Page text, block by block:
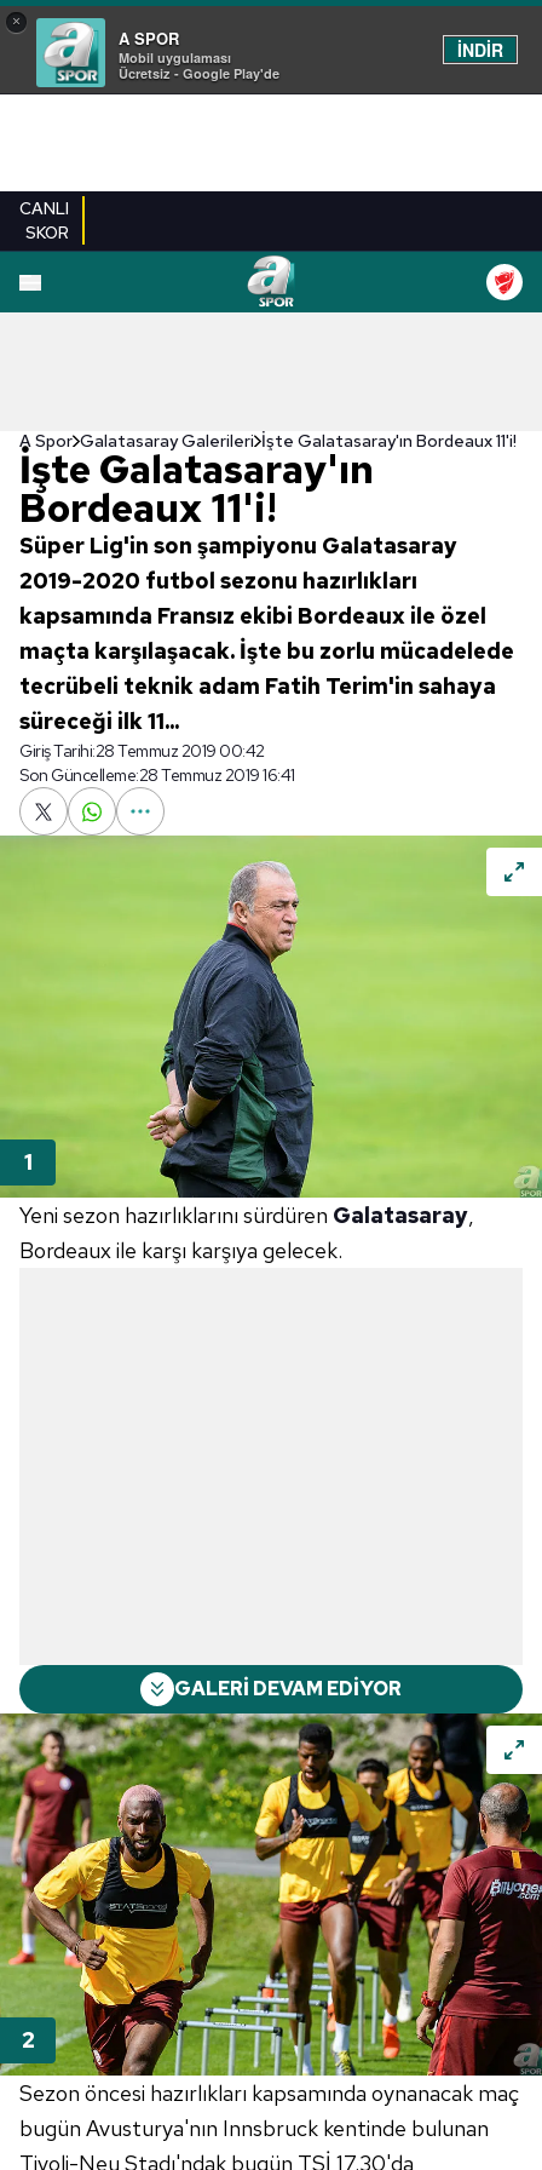
×
A SPOR
Mobil uygulaması
Ücretsiz - Google Play'de
İNDİR
CANLI
SKOR
EN YENILER
A Spor Galatasaray Galerileri İşte Galatasaray'ın Bordeaux 11'i!
İşte Galatasaray'ın
Bordeaux 11'i!
Süper Lig'in son şampiyonu Galatasaray
2019-2020 futbol sezonu hazırlıkları
kapsamında Fransız ekibi Bordeaux ile özel
maçta karşılaşacak. İşte bu zorlu mücadelede
tecrübeli teknik adam Fatih Terim'in sahaya
süreceği ilk 11...
Giriş Tarihi:28 Temmuz 2019 00:42
Son Güncelleme:28 Temmuz 2019 16:41
Yeni sezon hazırlıklarını sürdüren Galatasaray,
Bordeaux ile karşı karşıya gelecek.
GALERİ DEVAM EDİYOR
Sezon öncesi hazırlıkları kapsamında oynanacak maç
bugün Avusturya'nın Innsbruck kentinde bulunan
Tivoli-Neu Stadı'ndak bugün TSİ 17.30'da